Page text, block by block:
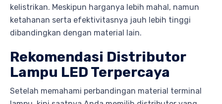
kelistrikan. Meskipun harganya lebih mahal, namun
ketahanan serta efektivitasnya jauh lebih tinggi
dibandingkan dengan material lain.
Rekomendasi Distributor
Lampu LED Terpercaya
Setelah memahami perbandingan material terminal